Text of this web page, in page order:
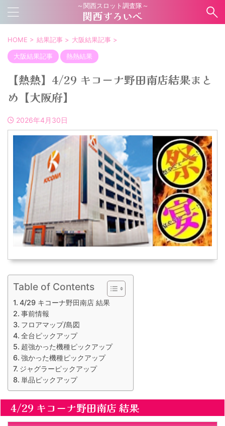
～関西スロット調査隊～
関西すろいべ
HOME > 結果記事 > 大阪結果記事 >
大阪結果記事 熱熱結果
【熱熱】4/29 キコーナ野田南店結果まと
め【大阪府】
2026年4月30日
Table of Contents
4/29 キコーナ野田南店 結果
事前情報
フロアマップ/島図
全台ピックアップ
超強かった機種ピックアップ
強かった機種ピックアップ
ジャグラーピックアップ
単品ピックアップ
4/29 キコーナ野田南店 結果